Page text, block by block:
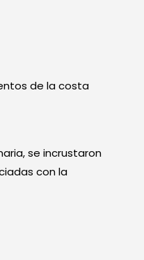
de la costa
se incrustaron
con la